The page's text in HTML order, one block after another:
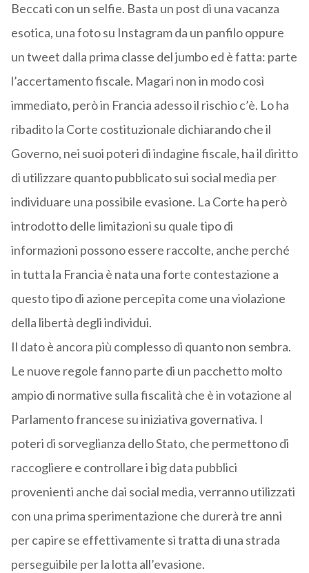
Beccati con un selfie. Basta un post di una vacanza
esotica, una foto su Instagram da un panfilo oppure
un tweet dalla prima classe del jumbo ed è fatta: parte
l’accertamento fiscale. Magari non in modo così
immediato, però in Francia adesso il rischio c’è. Lo ha
ribadito la Corte costituzionale dichiarando che il
Governo, nei suoi poteri di indagine fiscale, ha il diritto
di utilizzare quanto pubblicato sui social media per
individuare una possibile evasione. La Corte ha però
introdotto delle limitazioni su quale tipo di
informazioni possono essere raccolte, anche perché
in tutta la Francia è nata una forte contestazione a
questo tipo di azione percepita come una violazione
della libertà degli individui.
Il dato è ancora più complesso di quanto non sembra.
Le nuove regole fanno parte di un pacchetto molto
ampio di normative sulla fiscalità che è in votazione al
Parlamento francese su iniziativa governativa. I
poteri di sorveglianza dello Stato, che permettono di
raccogliere e controllare i big data pubblici
provenienti anche dai social media, verranno utilizzati
con una prima sperimentazione che durerà tre anni
per capire se effettivamente si tratta di una strada
perseguibile per la lotta all’evasione.